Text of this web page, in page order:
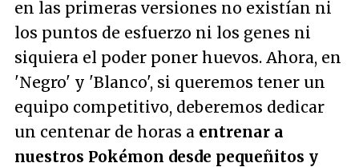
en las primeras versiones no existían ni
los puntos de esfuerzo ni los genes ni
siquiera el poder poner huevos. Ahora, en
'Negro' y 'Blanco', si queremos tener un
equipo competitivo, deberemos dedicar
un centenar de horas a entrenar a
nuestros Pokémon desde pequeñitos y